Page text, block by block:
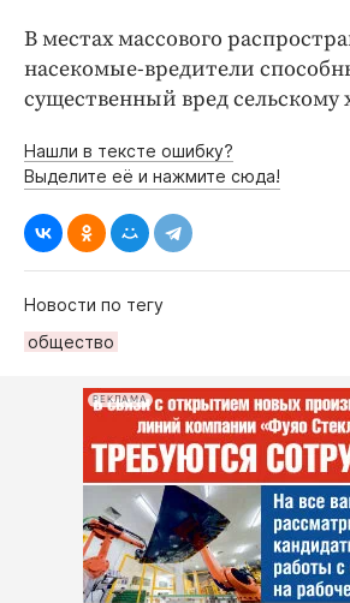
В местах массового
насекомые-вредители
существенный вред сельскому
Нашли в тексте ошибку?
Выделите её и нажмите сюда!
Новости по тегу
общество
РЕКЛАМА